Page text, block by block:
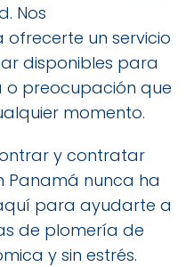
Nos
un servicio
disponibles para
preocupación que
momento.
y contratar
Panamá nunca ha
para ayudarte a
de plomería de
y sin estrés.